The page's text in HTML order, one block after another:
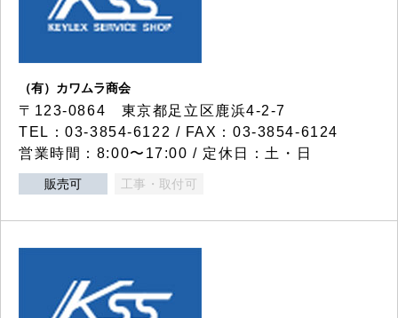
（有）カワムラ商会
〒123-0864 東京都足立区鹿浜4-2-7
TEL：03-3854-6122 / FAX：03-3854-6124
営業時間：8:00〜17:00 / 定休日：土・日
販売可 工事・取付可